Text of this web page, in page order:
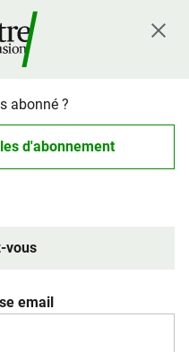
abonné ?
d'abonnement
vous
email